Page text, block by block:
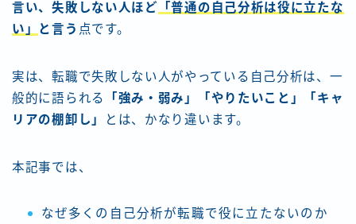
言い、失敗しない人ほど
「普通の自己分析は役に立たな
い」 と言う 点です。
実は、転職で失敗しない人がやっている自己分析は、一
般的に語られる
「強み・弱み」「やりたいこと」「キャ
リアの棚卸し」
とは、かなり違います。
本記事では、
なぜ多くの自己分析が転職で役に立たないのか